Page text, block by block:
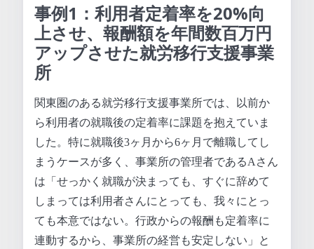
事例1：利用者定着率を20%向
上させ、報酬額を年間数百万円
アップさせた就労移行支援事業
所
関東圏のある就労移行支援事業所では、以前か
ら利用者の就職後の定着率に課題を抱えていま
した。特に就職後3ヶ月から6ヶ月で離職してし
まうケースが多く、事業所の管理者であるAさん
は「せっかく就職が決まっても、すぐに辞めて
しまっては利用者さんにとっても、我々にとっ
ても本意ではない。行政からの報酬も定着率に
連動するから、事業所の経営も安定しない」と